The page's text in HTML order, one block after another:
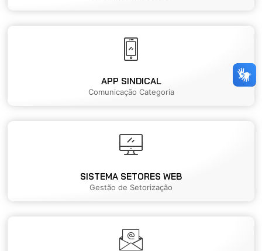
APP SINDICAL
Comunicação Categoria
SISTEMA SETORES WEB
Gestão de Setorização